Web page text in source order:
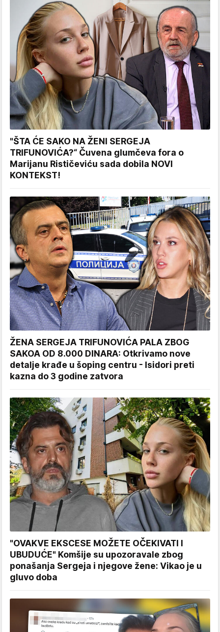
"ŠTA ĆE SAKO NA ŽENI SERGEJA
TRIFUNOVIĆA?“ Čuvena glumčeva fora o
Marijanu Rističeviću sada dobila NOVI
KONTEKST!
ŽENA SERGEJA TRIFUNOVIĆA PALA ZBOG
SAKOA OD 8.000 DINARA: Otkrivamo nove
detalje krađe u šoping centru - Isidori preti
kazna do 3 godine zatvora
"OVAKVE EKSCESE MOŽETE OČEKIVATI I
UBUDUĆE" Komšije su upozoravale zbog
ponašanja Sergeja i njegove žene: Vikao je u
gluvo doba